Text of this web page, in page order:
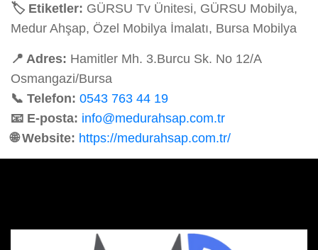
🏷️ Etiketler: GÜRSU Tv Ünitesi, GÜRSU Mobilya,
Medur Ahşap, Özel Mobilya İmalatı, Bursa Mobilya
📍 Adres: Hamitler Mh. 3.Burcu Sk. No 12/A
Osmangazi/Bursa
📞 Telefon: 0543 763 44 19
📧 E-posta: info@medurahsap.com.tr
🌐 Website: https://medurahsap.com.tr/